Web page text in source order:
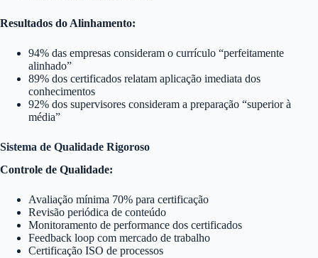
Resultados do Alinhamento:
94% das empresas consideram o currículo “perfeitamente
alinhado”
89% dos certificados relatam aplicação imediata dos
conhecimentos
92% dos supervisores consideram a preparação “superior à
média”
Sistema de Qualidade Rigoroso
Controle de Qualidade:
Avaliação mínima 70% para certificação
Revisão periódica de conteúdo
Monitoramento de performance dos certificados
Feedback loop com mercado de trabalho
Certificação ISO de processos